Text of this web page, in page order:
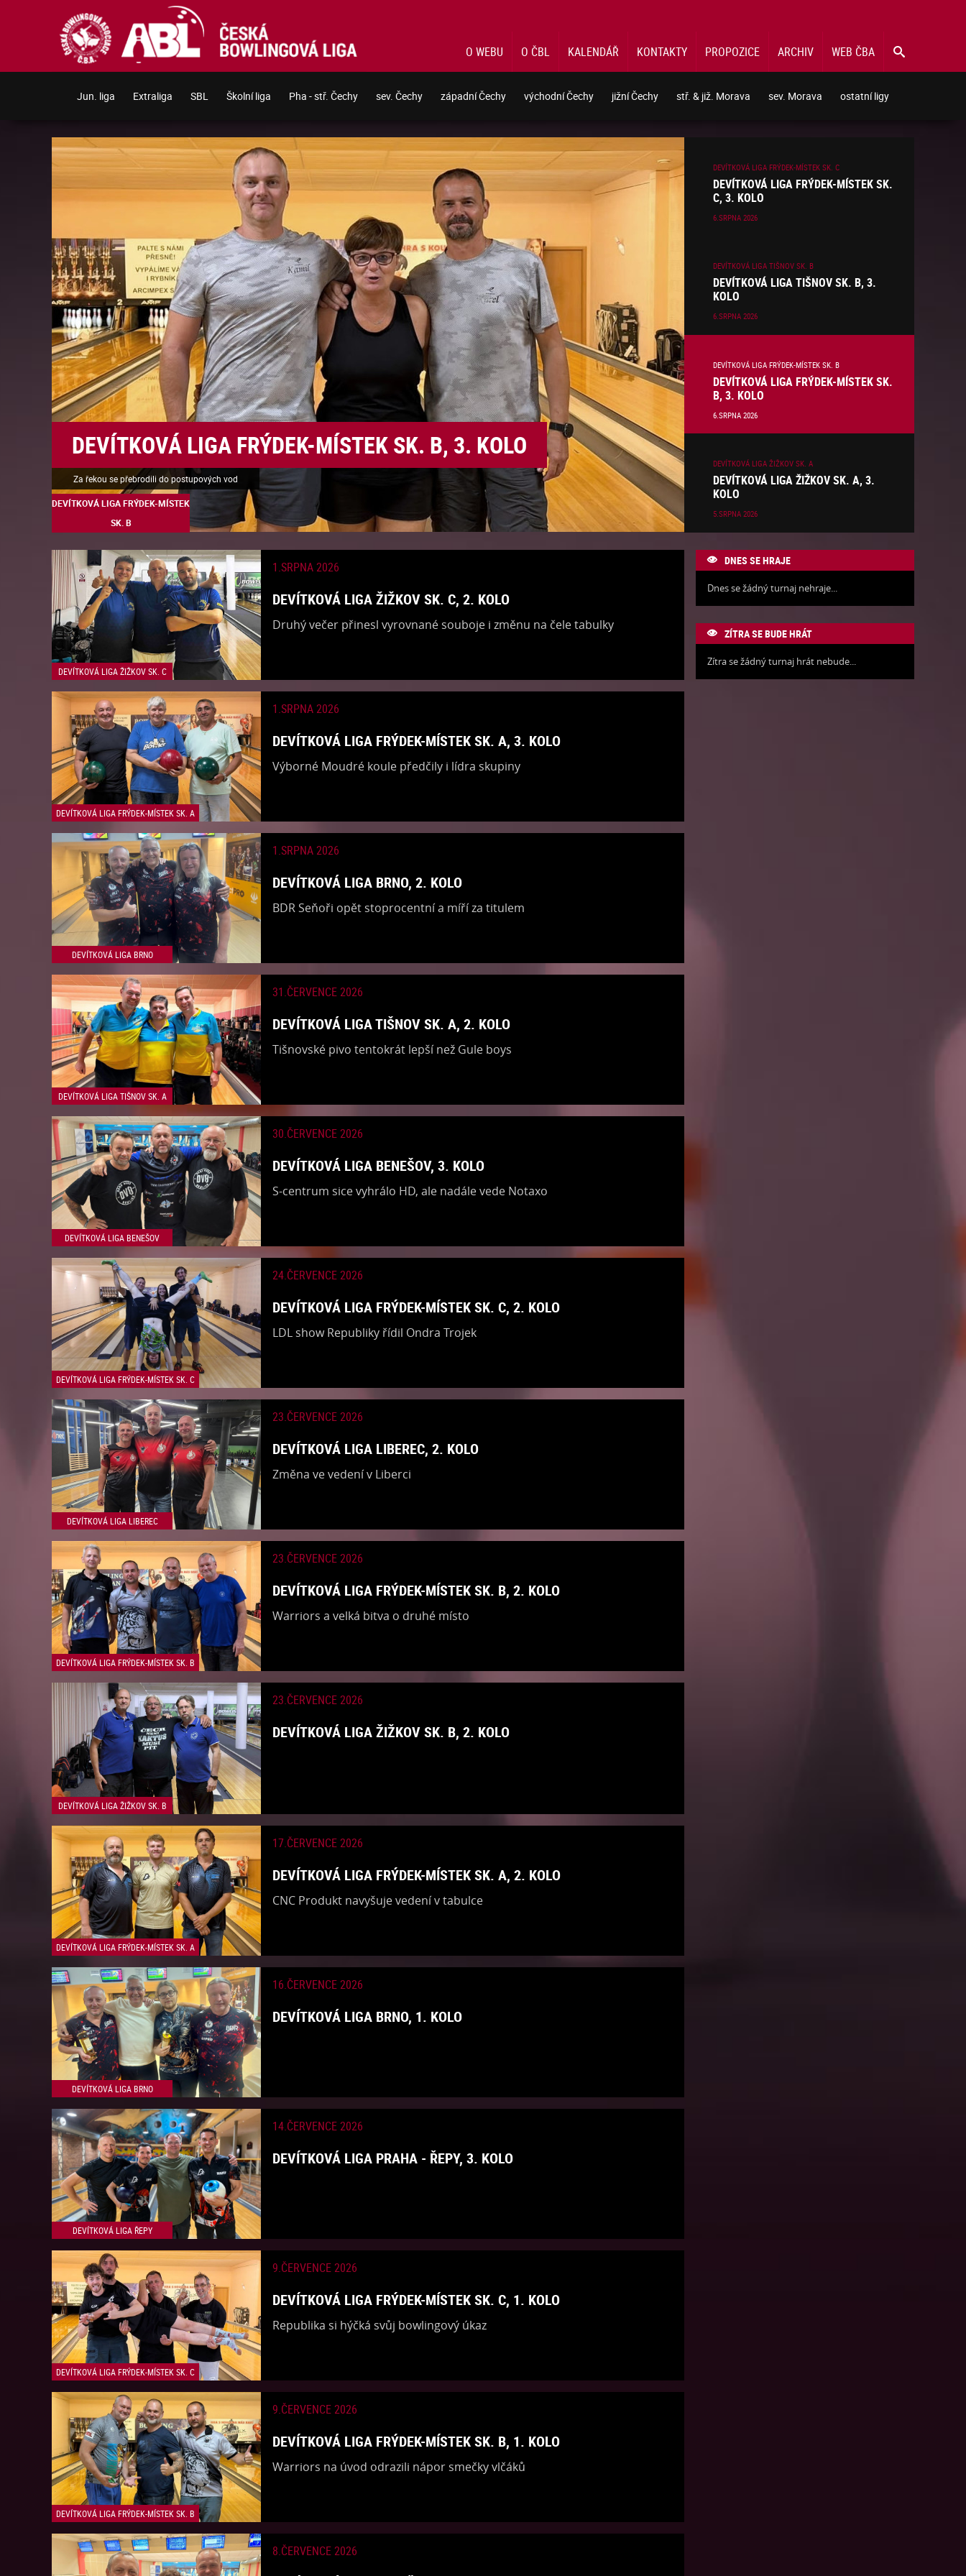

O WEBU O ČBL KALENDÁŘ KONTAKTY PROPOZICE ARCHIV WEB ČBA
Jun. liga Extraliga SBL Školní liga Pha - stř. Čechy sev. Čechy západní Čechy východní Čechy jižní Čechy stř. & již. Morava sev. Morava ostatní ligy
DEVÍTKOVÁ LIGA FRÝDEK-MÍSTEK SK. B, 3. KOLO
Za řekou se přebrodili do postupových vod
DEVÍTKOVÁ LIGA FRÝDEK-MÍSTEK
SK. B
DEVÍTKOVÁ LIGA FRÝDEK-MÍSTEK SK. C
DEVÍTKOVÁ LIGA FRÝDEK-MÍSTEK SK.
C, 3. KOLO
6.SRPNA 2026
DEVÍTKOVÁ LIGA TIŠNOV SK. B
DEVÍTKOVÁ LIGA TIŠNOV SK. B, 3.
KOLO
6.SRPNA 2026
DEVÍTKOVÁ LIGA FRÝDEK-MÍSTEK SK. B
DEVÍTKOVÁ LIGA FRÝDEK-MÍSTEK SK.
B, 3. KOLO
6.SRPNA 2026
DEVÍTKOVÁ LIGA ŽIŽKOV SK. A
DEVÍTKOVÁ LIGA ŽIŽKOV SK. A, 3.
KOLO
5.SRPNA 2026
 DNES SE HRAJE
Dnes se žádný turnaj nehraje...
 ZÍTRA SE BUDE HRÁT
Zítra se žádný turnaj hrát nebude...
DEVÍTKOVÁ LIGA ŽIŽKOV SK. C
DEVÍTKOVÁ LIGA ŽIŽKOV SK. C, 2. KOLO
1.SRPNA 2026
​Druhý večer přinesl vyrovnané souboje i změnu na čele tabulky
DEVÍTKOVÁ LIGA FRÝDEK-MÍSTEK SK. A
DEVÍTKOVÁ LIGA FRÝDEK-MÍSTEK SK. A, 3. KOLO
1.SRPNA 2026
​Výborné Moudré koule předčily i lídra skupiny
DEVÍTKOVÁ LIGA BRNO
DEVÍTKOVÁ LIGA BRNO, 2. KOLO
1.SRPNA 2026
​BDR Seňoři opět stoprocentní a míří za titulem
DEVÍTKOVÁ LIGA TIŠNOV SK. A
DEVÍTKOVÁ LIGA TIŠNOV SK. A, 2. KOLO
31.ČERVENCE 2026
​Tišnovské pivo tentokrát lepší než Gule boys
DEVÍTKOVÁ LIGA BENEŠOV
DEVÍTKOVÁ LIGA BENEŠOV, 3. KOLO
30.ČERVENCE 2026
​S-centrum sice vyhrálo HD, ale nadále vede Notaxo
DEVÍTKOVÁ LIGA FRÝDEK-MÍSTEK SK. C
DEVÍTKOVÁ LIGA FRÝDEK-MÍSTEK SK. C, 2. KOLO
24.ČERVENCE 2026
​LDL show Republiky řídil Ondra Trojek
DEVÍTKOVÁ LIGA LIBEREC
DEVÍTKOVÁ LIGA LIBEREC, 2. KOLO
23.ČERVENCE 2026
​Změna ve vedení v Liberci
DEVÍTKOVÁ LIGA FRÝDEK-MÍSTEK SK. B
DEVÍTKOVÁ LIGA FRÝDEK-MÍSTEK SK. B, 2. KOLO
23.ČERVENCE 2026
​Warriors a velká bitva o druhé místo
DEVÍTKOVÁ LIGA ŽIŽKOV SK. B
DEVÍTKOVÁ LIGA ŽIŽKOV SK. B, 2. KOLO
23.ČERVENCE 2026
DEVÍTKOVÁ LIGA FRÝDEK-MÍSTEK SK. A
DEVÍTKOVÁ LIGA FRÝDEK-MÍSTEK SK. A, 2. KOLO
17.ČERVENCE 2026
​CNC Produkt navyšuje vedení v tabulce
DEVÍTKOVÁ LIGA BRNO
DEVÍTKOVÁ LIGA BRNO, 1. KOLO
16.ČERVENCE 2026
DEVÍTKOVÁ LIGA ŘEPY
DEVÍTKOVÁ LIGA PRAHA - ŘEPY, 3. KOLO
14.ČERVENCE 2026
DEVÍTKOVÁ LIGA FRÝDEK-MÍSTEK SK. C
DEVÍTKOVÁ LIGA FRÝDEK-MÍSTEK SK. C, 1. KOLO
9.ČERVENCE 2026
​Republika si hýčká svůj bowlingový úkaz
DEVÍTKOVÁ LIGA FRÝDEK-MÍSTEK SK. B
DEVÍTKOVÁ LIGA FRÝDEK-MÍSTEK SK. B, 1. KOLO
9.ČERVENCE 2026
​Warriors na úvod odrazili nápor smečky vlčáků
8.ČERVENCE 2026